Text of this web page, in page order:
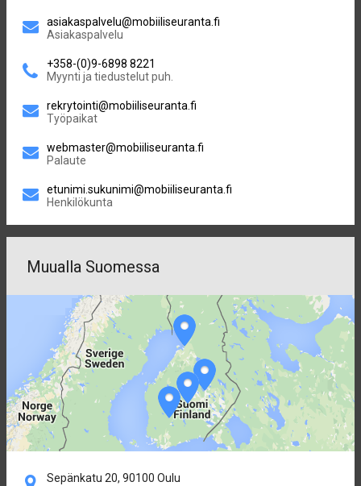
asiakaspalvelu@mobiiliseuranta.fi
Asiakaspalvelu
+358-(0)9-6898 8221
Myynti ja tiedustelut puh.
rekrytointi@mobiiliseuranta.fi
Työpaikat
webmaster@mobiiliseuranta.fi
Palaute
etunimi.sukunimi@mobiiliseuranta.fi
Henkilökunta
Muualla Suomessa
Sepänkatu 20, 90100 Oulu